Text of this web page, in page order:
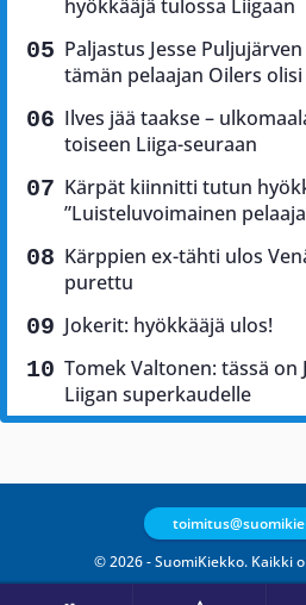
hyökkääjä tulossa Liigaan
Paljastus Jesse
tämän pelaajan Oilers
Ilves jää taakse –
toiseen Liiga-seuraan
Kärpät kiinnitti tutun
”Luisteluvoimainen
Kärppien ex-tähti ulos
purettu
Jokerit: hyökkääjä ulos!
Tomek Valtonen: tässä
Liigan superkaudelle
© 2026 - SuomiKiekko. Kaikki